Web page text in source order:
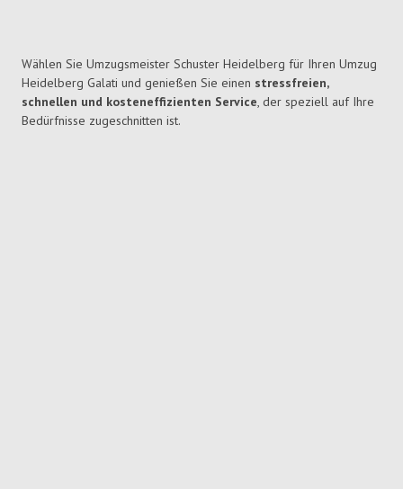
Wählen Sie Umzugsmeister Schuster Heidelberg für Ihren Umzug
Heidelberg Galati und genießen Sie einen stressfreien,
schnellen und kosteneffizienten Service, der speziell auf Ihre
Bedürfnisse zugeschnitten ist.